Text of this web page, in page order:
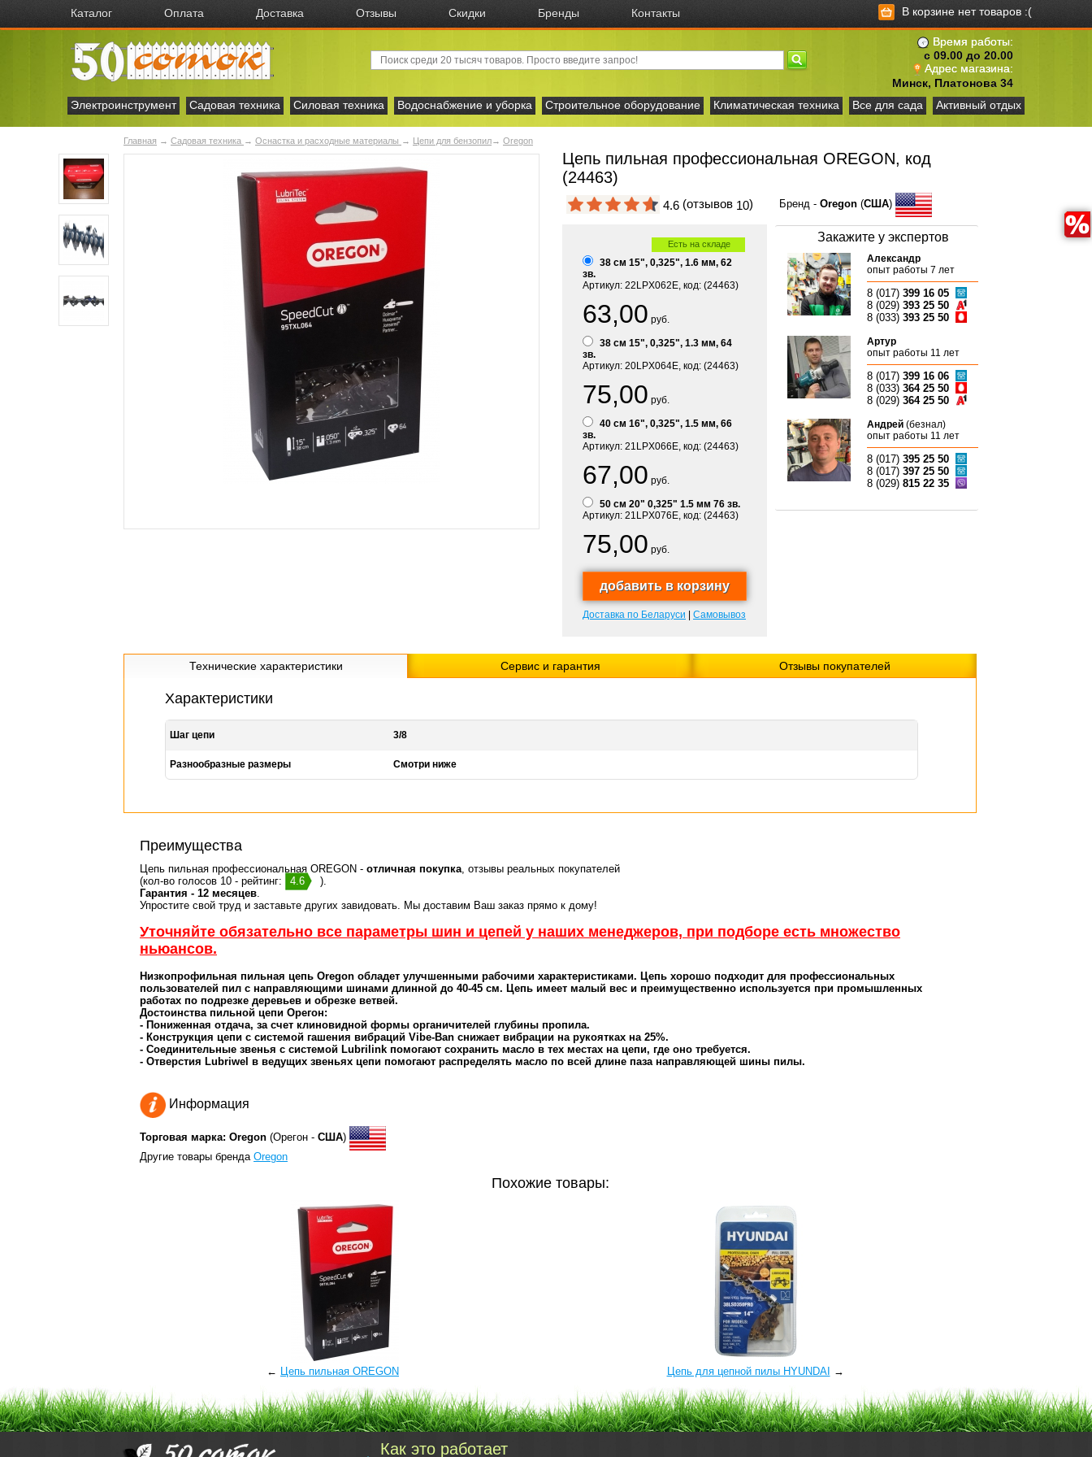
Каталог Оплата Доставка Отзывы Скидки Бренды Контакты В корзине нет товаров :(
Время работы:
с 09.00 до 20.00
Адрес магазина:
Минск, Платонова 34
Электроинструмент
Садовая техника Силовая техника Водоснабжение и уборка Строительное оборудование Климатическая техника Все для сада Активный отдых
Главная → Садовая техника → Оснастка и расходные материалы → Цепи для бензопил→ Oregon
Цепь пильная профессиональная OREGON, код
(24463)
4.6 (отзывов 10)
Есть на складе
38 см 15", 0,325", 1.6 мм, 62
зв.
Артикул: 22LPX062E, код: (24463)
63,00 руб.
38 см 15", 0,325", 1.3 мм, 64
зв.
Артикул: 20LPX064E, код: (24463)
75,00 руб.
40 см 16", 0,325", 1.5 мм, 66
зв.
Артикул: 21LPX066E, код: (24463)
67,00 руб.
50 см 20" 0,325" 1.5 мм 76 зв.
Артикул: 21LPX076E, код: (24463)
75,00 руб.
Доставка по Беларуси Самовывоз
Бренд - Oregon (США)
Закажите у экспертов
Александр
опыт работы 7 лет
8 (017) 399 16 05
8 (029) 393 25 50
8 (033) 393 25 50
Артур
опыт работы 11 лет
8 (017) 399 16 06
8 (033) 364 25 50
8 (029) 364 25 50
Андрей (безнал)
опыт работы 11 лет
8 (017) 395 25 50
8 (017) 397 25 50
8 (029) 815 22 35
Технические характеристики Сервис и гарантия Отзывы покупателей
Характеристики
Шаг цепи 3/8
Разнообразные размеры Смотри ниже
Преимущества
Цепь пильная профессиональная OREGON - отличная покупка, отзывы реальных покупателей
(кол-во голосов 10 - рейтинг:
4.6
).
Гарантия - 12 месяцев.
Упростите свой труд и заставьте других завидовать. Мы доставим Ваш заказ прямо к дому!
Уточняйте обязательно все параметры шин и цепей у наших менеджеров, при подборе есть множество
ньюансов.
Низкопрофильная пильная цепь Oregon обладет улучшенными рабочими характеристиками. Цепь хорошо подходит для профессиональных
пользователей пил с направляющими шинами длинной до 40-45 см. Цепь имеет малый вес и преимущественно используется при промышленных
работах по подрезке деревьев и обрезке ветвей.
Достоинства пильной цепи Орегон:
- Пониженная отдача, за счет клиновидной формы органичителей глубины пропила.
- Конструкция цепи с системой гашения вибраций Vibe-Ban снижает вибрации на рукоятках на 25%.
- Соединительные звенья с системой Lubrilink помогают сохранить масло в тех местах на цепи, где оно требуется.
- Отверстия Lubriwel в ведущих звеньях цепи помогают распределять масло по всей длине паза направляющей шины пилы.
Информация
Торговая марка: Oregon (Орегон - США)
Другие товары бренда Oregon
Похожие товары:
← Цепь пильная OREGON Цепь для цепной пилы HYUNDAI →
Как это работает